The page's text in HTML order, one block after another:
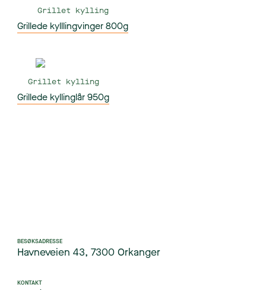
Grillet kylling
Grillede kylllingvinger 800g
Grillet kylling
Grillede kyllinglår 950g
BESØKSADRESSE
Havneveien 43, 7300 Orkanger
KONTAKT